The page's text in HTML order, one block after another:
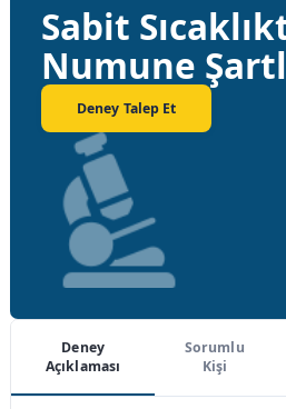
Sabit
Numune
Deney Talep Et
Deney
Açıklaması
Sorumlu
Kişi